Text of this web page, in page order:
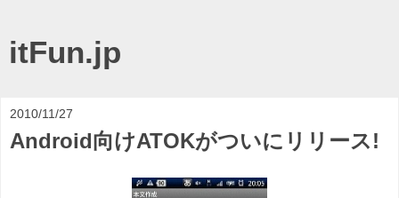
itFun.jp
2010/11/27
Android向けATOKがついにリリース!